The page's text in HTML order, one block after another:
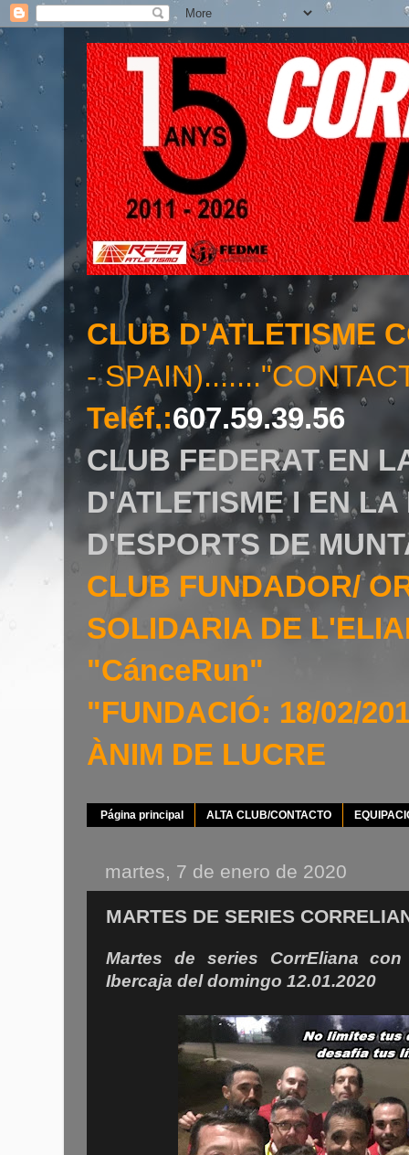
CLUB D'ATLETISME
-
Teléf.:607.59.39.56
CLUB FEDERAT EN
D'ATLETISME I EN
D'ESPORTS DE
CLUB FUNDADOR/
SOLIDARIA DE
"CánceRun"
"FUNDACIÓ: 18/02/
ÀNIM DE LUCRE
Página principal ALTA CLUB/CONTACTO
martes, 7 de enero de 2020
MARTES DE SERIES
Martes de series CorrEliana
Ibercaja del domingo 12.01.2020